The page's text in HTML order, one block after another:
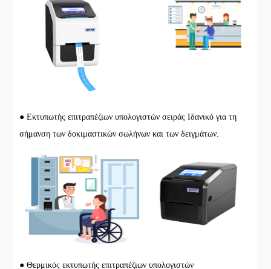
● Εκτυπωτής επιτραπέζιων υπολογιστών σειράς Ιδανικό για τη
σήμανση των δοκιμαστικών σωλήνων και των δειγμάτων.
● Θερμικός εκτυπωτής επιτραπέζιων υπολογιστών